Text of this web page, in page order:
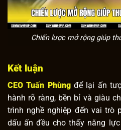
Chiến lược mở rộng giúp
Kết luận
CEO Tuấn Phùngđể lại ấn
hành rõ ràng, bền bỉ và giàu
trình nghề nghiệp đến vai trò
dấu ấn đều cho thấy năng